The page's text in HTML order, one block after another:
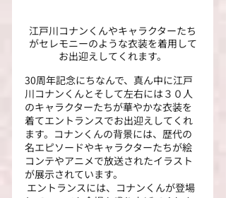
江戸川コナンくんやキャラクターたち
がセレモニーのような衣装を着用して
お出迎えしてくれます。
30周年記念にちなんで、真ん中に江戸
川コナンくんとそして左右には３０人
のキャラクターたちが華やかな衣装を
着てエントランスでお出迎えしてくれ
ます。コナンくんの背景には、歴代の
名エピソードやキャラクターたちが絵
コンテやアニメで放送されたイラスト
が展示されています。
エントランスには、コナンくんが登場